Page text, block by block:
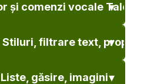
și comenzi vocale
Stiluri, filtrare text,
găsire, imagini